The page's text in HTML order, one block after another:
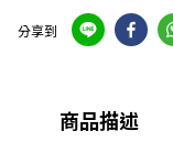
分享到
商品描述